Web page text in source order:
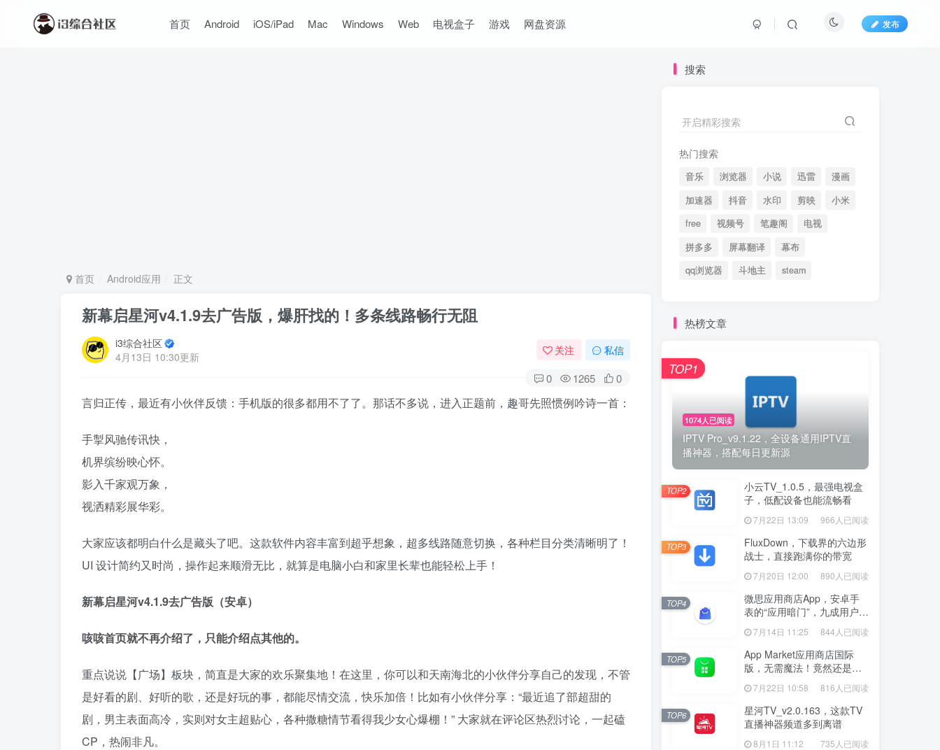
首页 Android iOS/iPad Mac Windows Web 电视盒子 游戏 网盘资源 发布
首页 Android应用 正文
新幕启星河v4.1.9去广告版，爆肝找的！多条线路畅行无阻
i3综合社区
4月13日 10:30更新
关注 私信
0 1265 0
言归正传，最近有小伙伴反馈：手机版的很多都用不了了。那话不多说，进入正题前，趣哥先照惯例吟诗一首：
手掣风驰传讯快，
机界缤纷映心怀。
影入千家观万象，
视洒精彩展华彩。
大家应该都明白什么是藏头了吧。这款软件内容丰富到超乎想象，超多线路随意切换，各种栏目分类清晰明了！
UI 设计简约又时尚，操作起来顺滑无比，就算是电脑小白和家里长辈也能轻松上手！
新幕启星河v4.1.9去广告版（安卓）
咳咳首页就不再介绍了，只能介绍点其他的。
重点说说【广场】板块，简直是大家的欢乐聚集地！在这里，你可以和天南海北的小伙伴分享自己的发现，不管
是好看的剧、好听的歌，还是好玩的事，都能尽情交流，快乐加倍！比如有小伙伴分享：“最近追了部超甜的
剧，男主表面高冷，实则对女主超贴心，各种撒糖情节看得我少女心爆棚！” 大家就在评论区热烈讨论，一起磕
CP，热闹非凡。
搜索
开启精彩搜索
热门搜索
音乐 浏览器 小说 迅雷
漫画
加速器
抖音 水印 剪映
小米
free
视频号 笔趣阁
电视
拼多多
屏幕翻译
幕布
qq浏览器
斗地主 steam
热榜文章
1074人已阅读
IPTV Pro_v9.1.22，全设备通用IPTV直
播神器，搭配每日更新源
TOP1
小云TV_1.0.5，最强电视盒
子，低配设备也能流畅看
7月22日 13:09 966人已阅读
TOP2
FluxDown，下载界的六边形
战士，直接跑满你的带宽
7月20日 12:00 890人已阅读
TOP3
微思应用商店App，安卓手
表的“应用暗门”，九成用户还
没发现
7月14日 11:25 844人已阅读
TOP4
App Market应用商店国际
版，无需魔法！竟然还是大
厂出品？
7月22日 10:58 816人已阅读
TOP5
星河TV_v2.0.163，这款TV
直播神器频道多到离谱
8月1日 11:12 735人已阅读
TOP6